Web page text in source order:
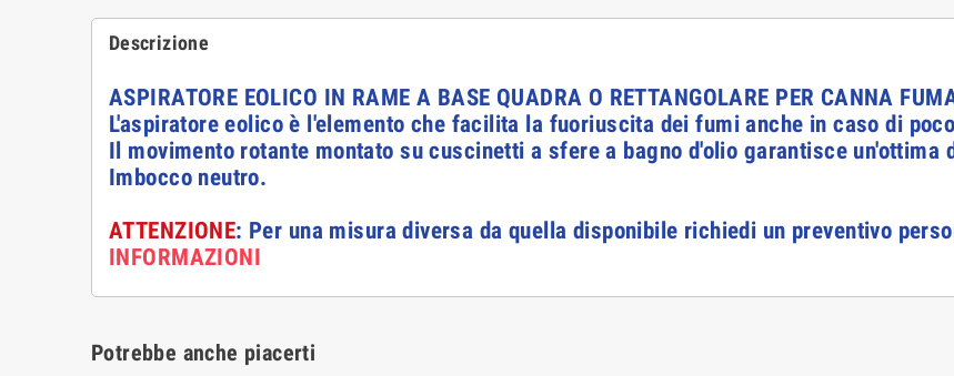
Descrizione
ASPIRATORE EOLICO IN RAME A BASE QUADRA O RETTANGOLARE PER CANNA
L'aspiratore eolico è l'elemento che facilita la fuoriuscita dei fumi anche in caso di
Il movimento rotante montato su cuscinetti a sfere a bagno d'olio garantisce un'ottima
Imbocco neutro.
ATTENZIONE: Per una misura diversa da quella disponibile richiedi un preventivo
INFORMAZIONI
Potrebbe anche piacerti